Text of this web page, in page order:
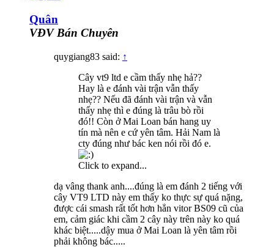
Quân
VĐV Bán Chuyên
quygiang83 said: ↑
Cây vt9 ltd e cầm thấy nhẹ hả??
Hay là e đánh vài trận vẫn thấy
nhẹ?? Nếu đã đánh vài trận và vẫn
thấy nhẹ thì e đúng là trâu bò rồi
đó!! Còn ở Mai Loan bán hang uy
tín mà nên e cứ yên tâm. Hải Nam là
cty đúng như bác ken nói rồi đó e.
Click to expand...
dạ vâng thank anh....đúng là em đánh 2 tiếng với
cây VT9 LTD này em thấy ko thực sự quá nặng,
được cái smash rất tốt hơn hẳn vitor BS09 cũ của
em, cảm giác khi cầm 2 cây này trên này ko quá
khác biệt.....dậy mua ở Mai Loan là yên tâm rồi
phải không bác.....